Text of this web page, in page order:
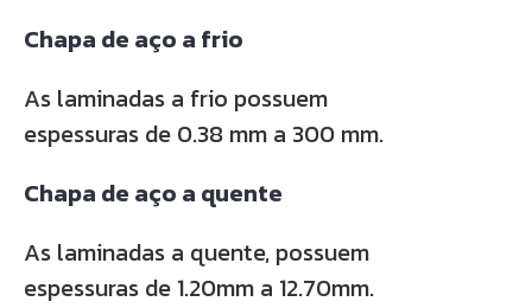
Chapa de aço a frio
As laminadas a frio possuem
espessuras de 0.38 mm a 300 mm.
Chapa de aço a quente
As laminadas a quente, possuem
espessuras de 1.20mm a 12.70mm.